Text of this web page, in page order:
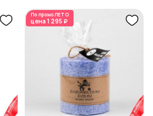
По промоЛЕТО
цена 1 295 ₽